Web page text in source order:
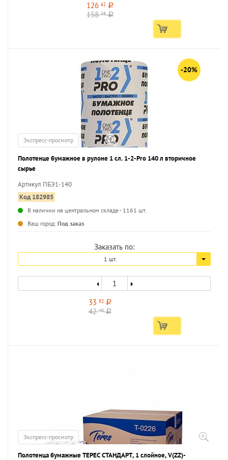
126 62 a
15828 a
-20%
Экспресс-просмотр
Полотенце бумажное в рулоне 1 сл. 1-2-Pro 140 л вторичное
сырье
Артикул ПБЭ1-140
Код 182985
В наличии на центральном складе - 1161 шт.
Ваш город: Под заказ
Заказать по:
1 шт.
33 92 a
4240 a
Экспресс-просмотр
Полотенца бумажные ТЕРЕС СТАНДАРТ, 1 слойное, V(ZZ)-